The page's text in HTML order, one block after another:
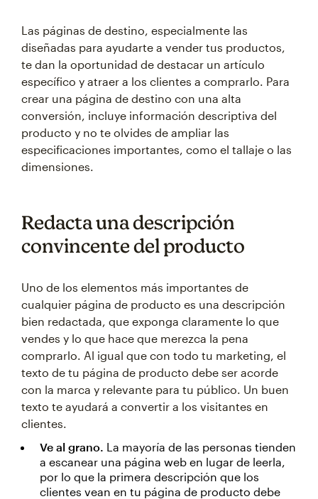
Las páginas de destino, especialmente las
diseñadas para ayudarte a vender tus productos,
te dan la oportunidad de destacar un artículo
específico y atraer a los clientes a comprarlo. Para
crear una página de destino con una alta
conversión, incluye información descriptiva del
producto y no te olvides de ampliar las
especificaciones importantes, como el tallaje o las
dimensiones.
Redacta una descripción
convincente del producto
Uno de los elementos más importantes de
cualquier página de producto es una descripción
bien redactada, que exponga claramente lo que
vendes y lo que hace que merezca la pena
comprarlo. Al igual que con todo tu marketing, el
texto de tu página de producto debe ser acorde
con la marca y relevante para tu público. Un buen
texto te ayudará a convertir a los visitantes en
clientes.
Ve al grano. La mayoría de las personas tienden
a escanear una página web en lugar de leerla,
por lo que la primera descripción que los
clientes vean en tu página de producto debe